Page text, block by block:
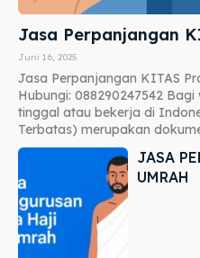
Jasa Perpanjangan
Juni 16, 2025
Jasa Perpanjangan KITAS
Hubungi: 088290247542
tinggal atau bekerja di
Terbatas) merupakan
JASA
UMRAH